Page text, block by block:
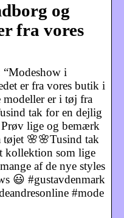
og
fra vores
“Modeshow i
er fra vores butik i
er i tøj fra
tak for en dejlig
lige og bemærk
tøjet 🌸🌸Tusind tak
kollektion som lige
af de nye styles
😃 #gustavdenmark
#mode